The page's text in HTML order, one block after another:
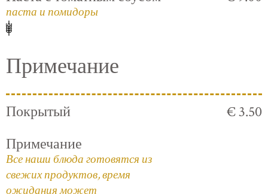
паста и помидоры
Примечание
Покрытый
€ 3.50
Примечание
Все наши блюда готовятся из
свежих продуктов, время
ожидания может